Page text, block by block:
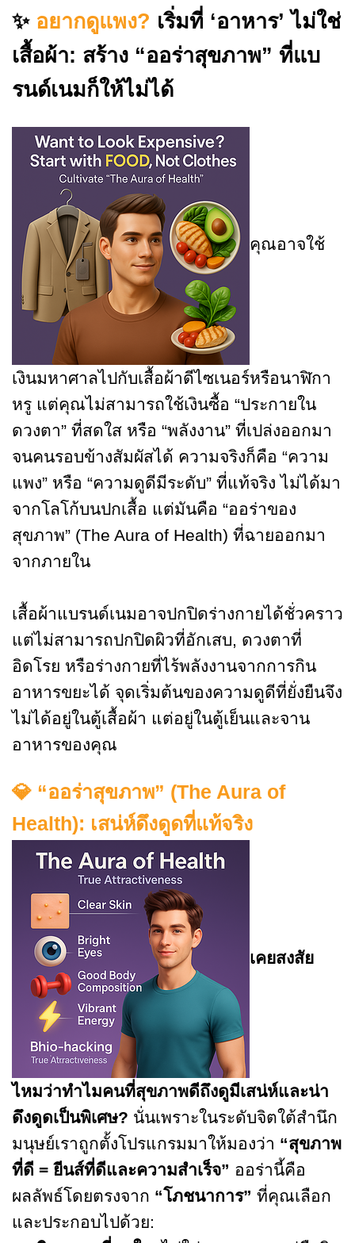
✨ อยากดูแพง? เริ่มที่ ‘อาหาร’ ไม่ใช่
เสื้อผ้า: สร้าง “ออร่าสุขภาพ” ที่แบ
รนด์เนมก็ให้ไม่ได้
คุณอาจใช้
เงินมหาศาลไปกับเสื้อผ้าดีไซเนอร์หรือนาฬิกา
หรู แต่คุณไม่สามารถใช้เงินซื้อ “ประกายใน
ดวงตา” ที่สดใส หรือ “พลังงาน” ที่เปล่งออกมา
จนคนรอบข้างสัมผัสได้ ความจริงก็คือ “ความ
แพง” หรือ “ความดูดีมีระดับ” ที่แท้จริง ไม่ได้มา
จากโลโก้บนปกเสื้อ แต่มันคือ “ออร่าของ
สุขภาพ” (The Aura of Health) ที่ฉายออกมา
จากภายใน
เสื้อผ้าแบรนด์เนมอาจปกปิดร่างกายได้ชั่วคราว
แต่ไม่สามารถปกปิดผิวที่อักเสบ, ดวงตาที่
อิดโรย หรือร่างกายที่ไร้พลังงานจากการกิน
อาหารขยะได้ จุดเริ่มต้นของความดูดีที่ยั่งยืนจึง
ไม่ได้อยู่ในตู้เสื้อผ้า แต่อยู่ในตู้เย็นและจาน
อาหารของคุณ
💎 “ออร่าสุขภาพ” (The Aura of
Health): เสน่ห์ดึงดูดที่แท้จริง
เคยสงสัย
ไหมว่าทำไมคนที่สุขภาพดีถึงดูมีเสน่ห์และน่า
ดึงดูดเป็นพิเศษ? นั่นเพราะในระดับจิตใต้สำนึก
มนุษย์เราถูกตั้งโปรแกรมมาให้มองว่า “สุขภาพ
ที่ดี = ยีนส์ที่ดีและความสำเร็จ” ออร่านี้คือ
ผลลัพธ์โดยตรงจาก “โภชนาการ” ที่คุณเลือก
และประกอบไปด้วย: